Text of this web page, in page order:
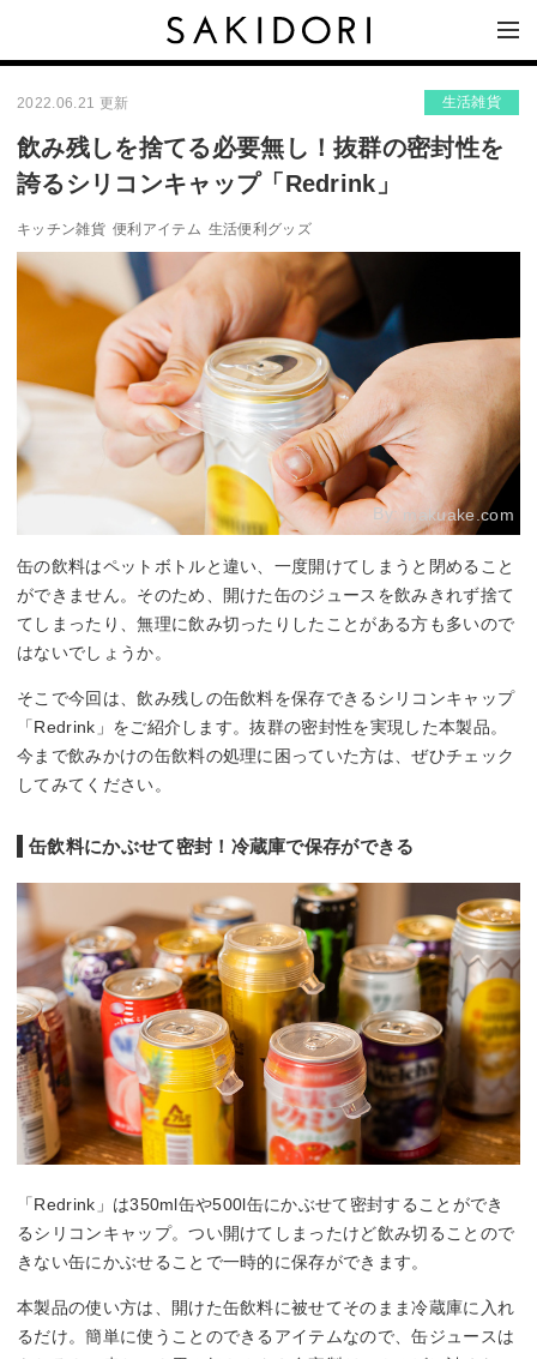
2022.06.21 更新 生活雑貨
飲み残しを捨てる必要無し！抜群の密封性を
誇るシリコンキャップ「Redrink」
キッチン雑貨 便利アイテム 生活便利グッズ
By: makuake.com
缶の飲料はペットボトルと違い、一度開けてしまうと閉めること
ができません。そのため、開けた缶のジュースを飲みきれず捨て
てしまったり、無理に飲み切ったりしたことがある方も多いので
はないでしょうか。
そこで今回は、飲み残しの缶飲料を保存できるシリコンキャップ
「Redrink」をご紹介します。抜群の密封性を実現した本製品。
今まで飲みかけの缶飲料の処理に困っていた方は、ぜひチェック
してみてください。
缶飲料にかぶせて密封！冷蔵庫で保存ができる
「Redrink」は350ml缶や500l缶にかぶせて密封することができ
るシリコンキャップ。つい開けてしまったけど飲み切ることので
きない缶にかぶせることで一時的に保存ができます。
本製品の使い方は、開けた缶飲料に被せてそのまま冷蔵庫に入れ
るだけ。簡単に使うことのできるアイテムなので、缶ジュースは